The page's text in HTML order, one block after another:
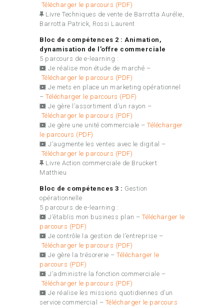
Télécharger le parcours (PDF)
Livre Techniques de vente de Barrotta Aurélie,
Barrotta Patrick, Rossi Laurent
Bloc de compétences 2 : Animation,
dynamisation de l’offre commerciale
5 parcours de e-learning :
Je réalise mon étude de marché –
Télécharger le parcours (PDF)
Je mets en place un marketing opérationnel
– Télécharger le parcours (PDF)
Je gère l’assortiment d’un rayon –
Télécharger le parcours (PDF)
Je gère une unité commerciale – Télécharger
le parcours (PDF)
J’augmente les ventes avec le digital –
Télécharger le parcours (PDF)
Livre Action commerciale de Bruckert
Matthieu
Bloc de compétences 3 : Gestion
opérationnelle
5 parcours de e-learning :
J’établis mon business plan – Télécharger le
parcours (PDF)
Je contrôle la gestion de l’entreprise –
Télécharger le parcours (PDF)
Je gère la trésorerie – Télécharger le
parcours (PDF)
J’administre la fonction commerciale –
Télécharger le parcours (PDF)
Je réalise les missions quotidiennes d’un
service commercial – Télécharger le parcours